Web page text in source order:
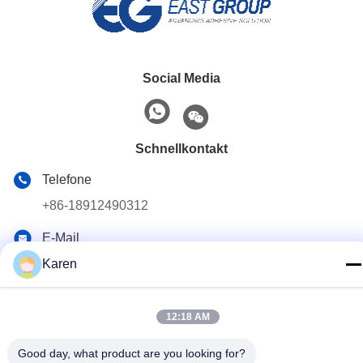
Social Media
Schnellkontakt
Telefone
+86-18912490312
E-Mail
karenyang@wxszzd.com
Wirtschaftlichen und der Technologie Entwicklungsgebiet
Karen
12:18 AM
Good day, what product are you looking for?